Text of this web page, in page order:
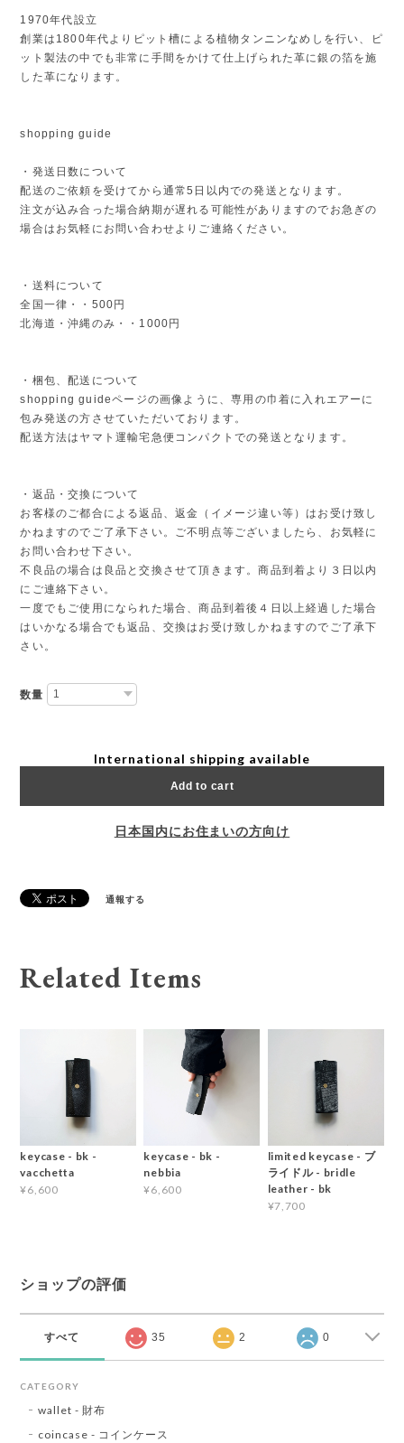
1970年代設立
創業は1800年代よりピット槽による植物タンニンなめしを行い、ピ
ット製法の中でも非常に手間をかけて仕上げられた革に銀の箔を施
した革になります。
shopping guide
・発送日数について
配送のご依頼を受けてから通常5日以内での発送となります。
注文が込み合った場合納期が遅れる可能性がありますのでお急ぎの
場合はお気軽にお問い合わせよりご連絡ください。
・送料について
全国一律・・500円
北海道・沖縄のみ・・1000円
・梱包、配送について
shopping guideページの画像ように、専用の巾着に入れエアーに
包み発送の方させていただいております。
配送方法はヤマト運輸宅急便コンパクトでの発送となります。
・返品・交換について
お客様のご都合による返品、返金（イメージ違い等）はお受け致し
かねますのでご了承下さい。ご不明点等ございましたら、お気軽に
お問い合わせ下さい。
不良品の場合は良品と交換させて頂きます。商品到着より３日以内
にご連絡下さい。
一度でもご使用になられた場合、商品到着後４日以上経過した場合
はいかなる場合でも返品、交換はお受け致しかねますのでご了承下
さい。
数量
International shipping available
Add to cart
日本国内にお住まいの方向け
通報する
Related Items
keycase - bk -
vacchetta
¥6,600
keycase - bk -
nebbia
¥6,600
limited keycase - ブ
ライドル - bridle
leather - bk
¥7,700
ショップの評価
すべて 35 2 0
CATEGORY
wallet - 財布
coincase - コインケース